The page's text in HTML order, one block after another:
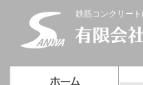
鉄筋コンクリー